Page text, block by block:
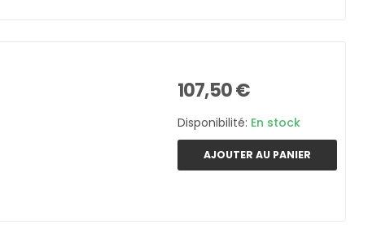
107,50 €
Disponibilité: En stock
AJOUTER AU PANIER